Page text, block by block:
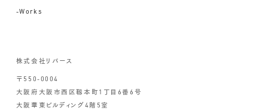
-Works
株式会社リバース
〒550-0004
大阪府大阪市西区靱本町1丁目6番6号
大阪華東ビルディング4階5室